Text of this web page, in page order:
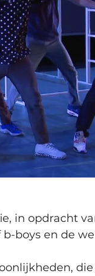
in opdracht
boys en de